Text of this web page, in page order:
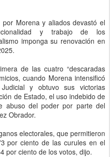
Morena y aliados devastó el
y trabajo de los
imponga su renovación en
de las cuatro “descaradas
cuando Morena intensificó
y obtuvo sus victorias
de Estado, el uso indebido de
abuso del poder por parte del
Obrador.
electorales, que permitieron
por ciento de las curules en el
por ciento de los votos, dijo.